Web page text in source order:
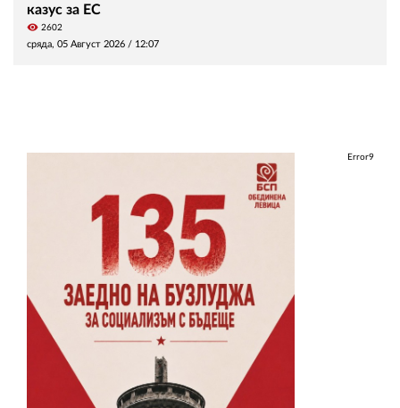
казус за ЕС
visibility 2602
сряда, 05 Август 2026 / 12:07
Error9